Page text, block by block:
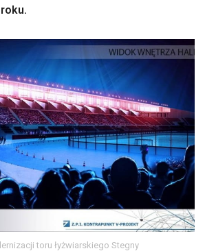
toru łyżwiarskiego Stegny